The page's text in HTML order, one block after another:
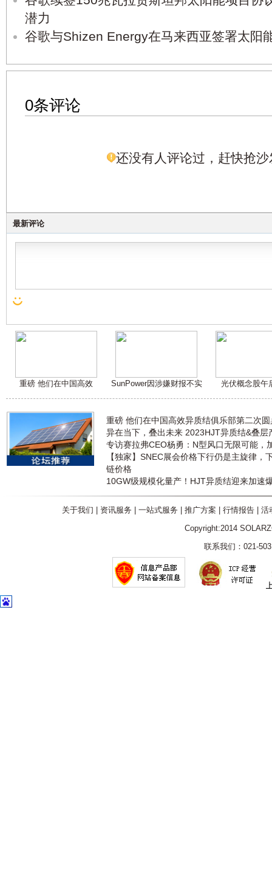
潜力
谷歌与Shizen Energy在马来西亚签署太阳
0条评论
还没有人评论过，赶快抢沙
最新评论
重磅 他们在中国高效 SunPower因涉嫌财报不实 光伏概念股午
重磅 他们在中国高效异质结俱乐部第二次
异在当下，叠出未来 2023HJT异质结&叠层
专访赛拉弗CEO杨勇：N型风口无限可能，
【独家】SNEC展会价格下行仍是主旋律，
链价格
10GW级规模化量产！HJT异质结迎来加速
关于我们 资讯服务 一站式服务 推广方案 行情报告| 活
Copyright:2014
联系我们：021-